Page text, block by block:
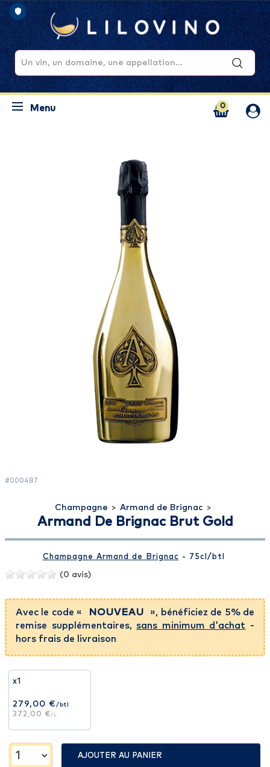
0
Menu
#000487
Champagne > Armand de Brignac >
Armand De Brignac Brut Gold
Champagne Armand de Brignac - 75cl /btl
(0 avis)
Avec le code « NOUVEAU
», bénéficiez de 5% de
remise supplémentaires,sans minimum d'achat -
hors frais de livraison
x1
279,00 €/btl
372,00 €/L
AJOUTER AU PANIER